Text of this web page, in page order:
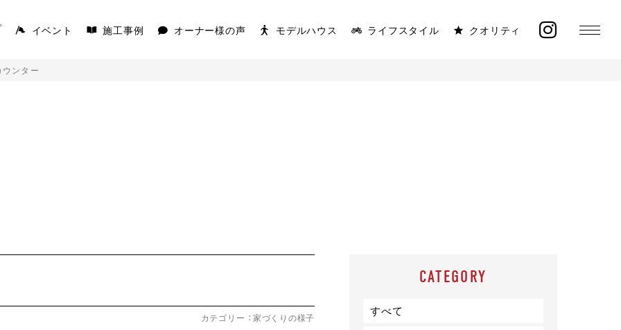
イベント 施工事例 オーナー様の声 モデルハウス ライフスタイル クオリティ
モデルハウス
ンター
カテゴリー ： 家づくりの様子
CATEGORY
すべて